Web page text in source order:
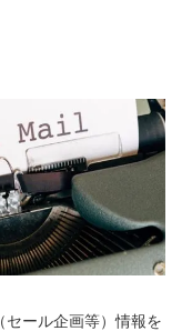
セール企画等）情報を